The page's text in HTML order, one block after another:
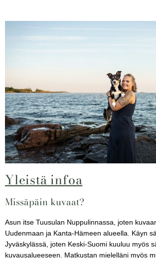
Yleistä infoa
Missäpäin kuvaat?
Asun itse Tuusulan Nuppulinnassa, joten
Uudenmaan ja Kanta-Hämeen alueella. Käyn
Jyväskylässä, joten Keski-Suomi kuuluu myös
kuvausalueeseen. Matkustan mielelläni myös